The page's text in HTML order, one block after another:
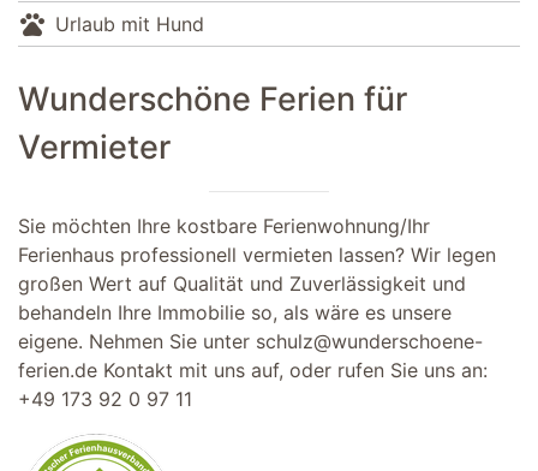
pets Urlaub mit Hund
Wunderschöne Ferien für
Vermieter
Sie möchten Ihre kostbare Ferienwohnung/Ihr
Ferienhaus professionell vermieten lassen? Wir legen
großen Wert auf Qualität und Zuverlässigkeit und
behandeln Ihre Immobilie so, als wäre es unsere
eigene. Nehmen Sie unter schulz@wunderschoene-
ferien.de Kontakt mit uns auf, oder rufen Sie uns an:
+49 173 92 0 97 11